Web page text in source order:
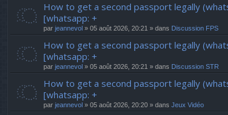
How to get a second passport legally
[whatsapp: +
par jeannevol » 05 août 2026, 20:21 » dans Discussion FPS
How to get a second passport legally
[whatsapp: +
par jeannevol » 05 août 2026, 20:21 » dans Discussion STR
How to get a second passport legally
[whatsapp: +
par jeannevol » 05 août 2026, 20:20 » dans Jeux Vidéo